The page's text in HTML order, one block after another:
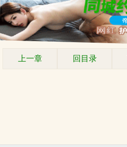
上一章 回目录